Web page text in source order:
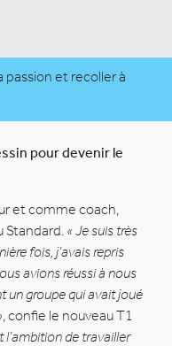
passion et recoller à
pour devenir le
et comme coach,
Standard. « Je suis très
fois, j’avais repris
avions réussi à nous
un groupe qui avait joué
, confie le nouveau T1
l’ambition de travailler